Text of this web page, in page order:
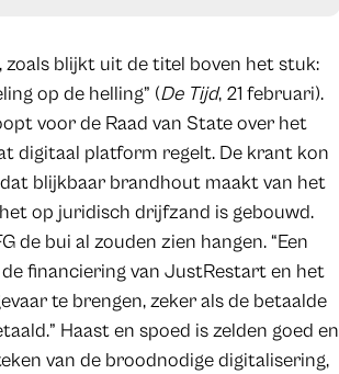
blijkt uit de titel boven het stuk:
op de helling” (De Tijd, 21 februari).
voor de Raad van State over het
digitaal platform regelt. De krant kon
blijkbaar brandhout maakt van het
op juridisch drijfzand is gebouwd.
de bui al zouden zien hangen. “Een
financiering van JustRestart en het
te brengen, zeker als de betaalde
Haast en spoed is zelden goed en
van de broodnodige digitalisering,